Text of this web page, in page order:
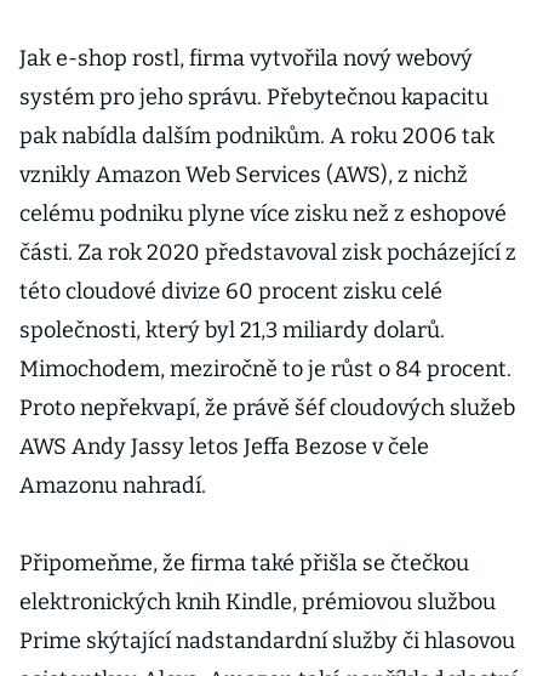
Jak e-shop rostl, firma vytvořila nový webový
systém pro jeho správu. Přebytečnou kapacitu
pak nabídla dalším podnikům. A roku 2006 tak
vznikly Amazon Web Services (AWS), z nichž
celému podniku plyne více zisku než z eshopové
části. Za rok 2020 představoval zisk pocházející z
této cloudové divize 60 procent zisku celé
společnosti, který byl 21,3 miliardy dolarů.
Mimochodem, meziročně to je růst o 84 procent.
Proto nepřekvapí, že právě šéf cloudových služeb
AWS Andy Jassy letos Jeffa Bezose v čele
Amazonu nahradí.
Připomeňme, že firma také přišla se čtečkou
elektronických knih Kindle, prémiovou službou
Prime skýtající nadstandardní služby či hlasovou